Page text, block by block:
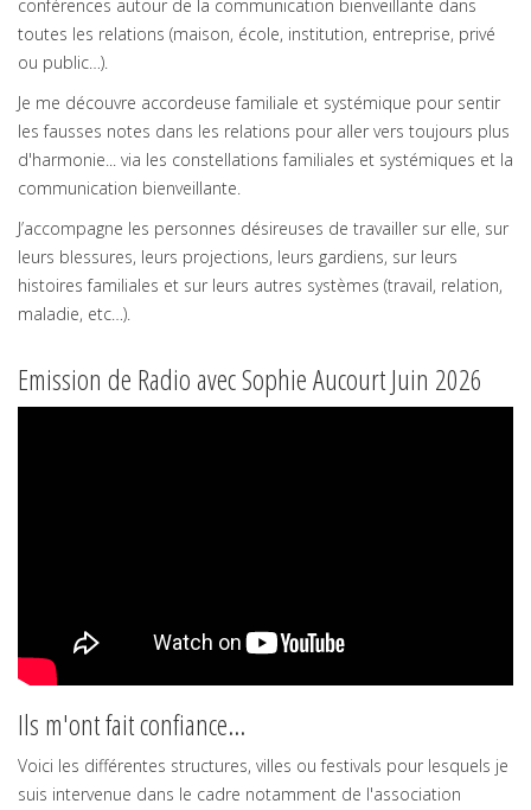
conférences autour de la communication bienveillante dans
toutes les relations (maison, école, institution, entreprise, privé
ou public…).
Je me découvre accordeuse familiale et systémique pour sentir
les fausses notes dans les relations pour aller vers toujours plus
d'harmonie... via les constellations familiales et systémiques et la
communication bienveillante.
J’accompagne les personnes désireuses de travailler sur elle, sur
leurs blessures, leurs projections, leurs gardiens, sur leurs
histoires familiales et sur leurs autres systèmes (travail, relation,
maladie, etc…).
Emission de Radio avec Sophie Aucourt Juin 2026
Ils m'ont fait confiance...
Voici les différentes structures, villes ou festivals pour lesquels je
suis intervenue dans le cadre notamment de l'association